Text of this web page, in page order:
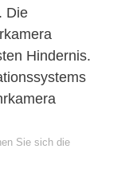
Die
Hindernis.
Sie sich die